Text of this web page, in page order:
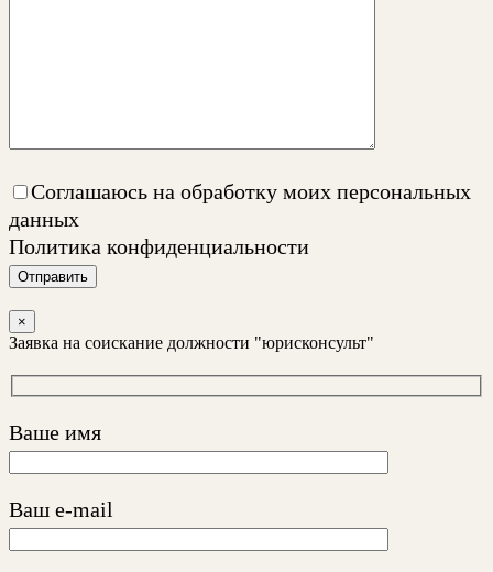
Соглашаюсь на обработку моих персональных
данных
Политика конфиденциальности
Отправить
×
Заявка на соискание должности "юрисконсульт"
Ваше имя
Ваш e-mail